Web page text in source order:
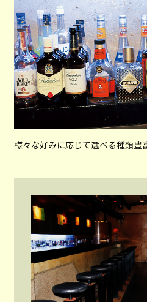
様々な好みに応じて選べる種類豊